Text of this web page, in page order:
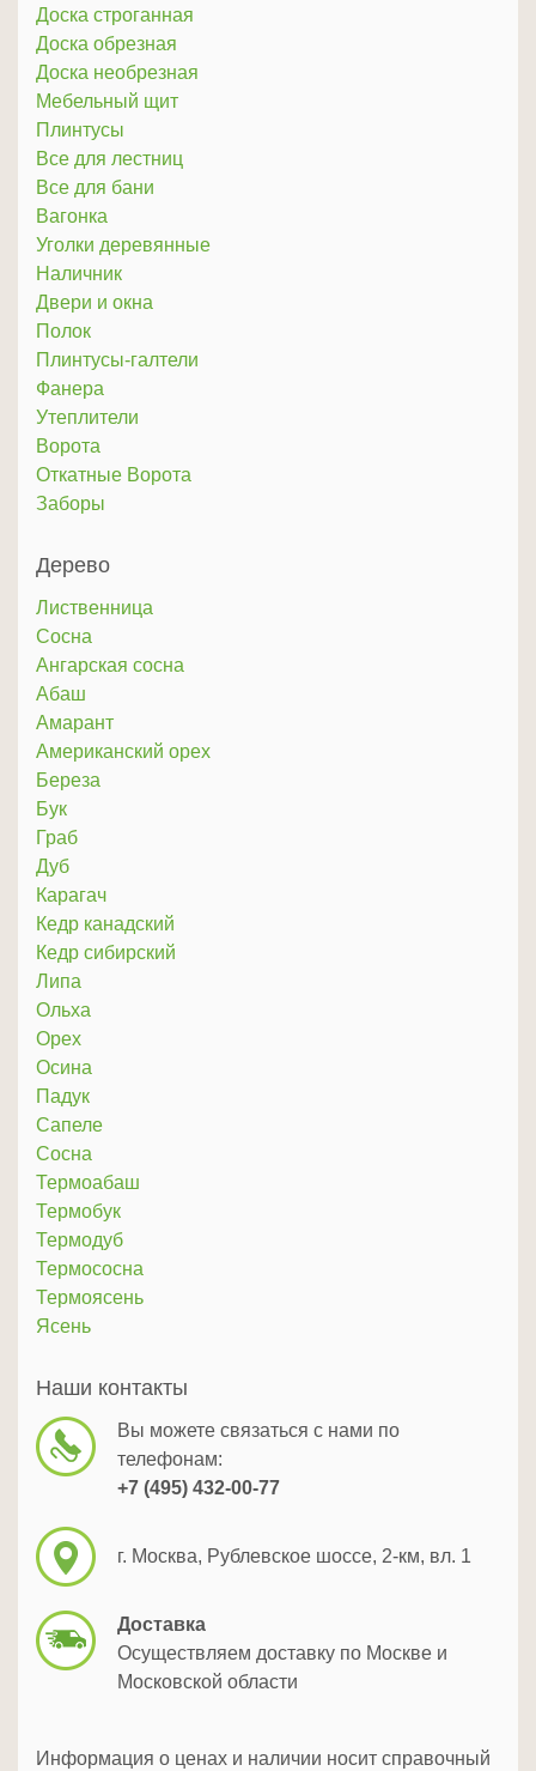
Доска строганная
Доска обрезная
Доска необрезная
Мебельный щит
Плинтусы
Все для лестниц
Все для бани
Вагонка
Уголки деревянные
Наличник
Двери и окна
Полок
Плинтусы-галтели
Фанера
Утеплители
Ворота
Откатные Ворота
Заборы
Дерево
Лиственница
Сосна
Ангарская сосна
Абаш
Амарант
Американский орех
Береза
Бук
Граб
Дуб
Карагач
Кедр канадский
Кедр сибирский
Липа
Ольха
Орех
Осина
Падук
Сапеле
Сосна
Термоабаш
Термобук
Термодуб
Термососна
Термоясень
Ясень
Наши контакты
Вы можете связаться с нами по
телефонам:
+7 (495) 432-00-77
г. Москва, Рублевское шоссе, 2-км, вл. 1
Доставка
Осуществляем доставку по Москве и
Московской области
Информация о ценах и наличии носит справочный